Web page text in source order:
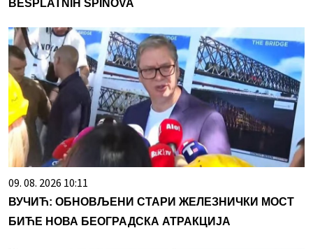
BESPLATNIH SPINOVA
09. 08. 2026 10:11
ВУЧИЋ: ОБНОВЉЕНИ СТАРИ ЖЕЛЕЗНИЧКИ МОСТ
БИЋЕ НОВА БЕОГРАДСКА АТРАКЦИЈА